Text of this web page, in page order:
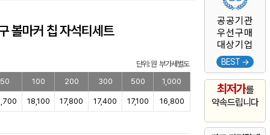
공공기관
우선구매
대상기업
BEST →
최저가를
약속드립니다
볼마커 칩 자석티세트
단위: 원 부가세별도
50
100 200 300 500 1,000
18,100 17,800 17,400 17,100 16,800